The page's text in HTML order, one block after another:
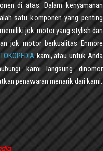
di atas. Dalam kenyamanan
satu komponen yang penting
jok motor yang stylish dan
jok motor berkualitas Enmore
TOKOPEDIAkami, atau untuk Anda
kami langsung dinomor
penawaran menarik dari kami.